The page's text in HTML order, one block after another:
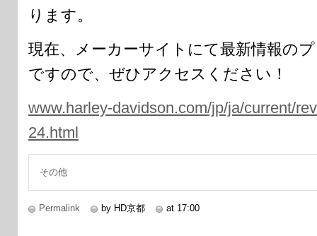
ります。
現在、メーカーサイトにて最新情報の
ですので、ぜひアクセスください！
www.harley-davidson.com/jp/ja/current/
24.html
その他
Permalink by HD京都 at 17:00